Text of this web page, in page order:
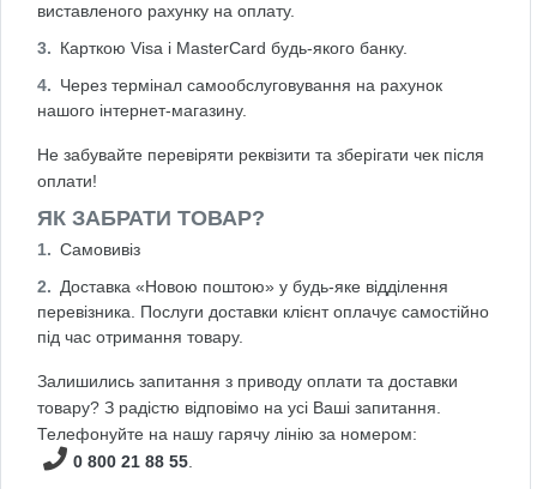
виставленого рахунку на оплату.
Карткою Visa і MasterCard будь-якого банку.
Через термінал самообслуговування на рахунок
нашого інтернет-магазину.
Не забувайте перевіряти реквізити та зберігати чек після
оплати!
ЯК ЗАБРАТИ ТОВАР?
Самовивіз
Доставка «Новою поштою» у будь-яке відділення
перевізника. Послуги доставки клієнт оплачує самостійно
під час отримання товару.
Залишились запитання з приводу оплати та доставки
товару? З радістю відповімо на усі Ваші запитання.
Телефонуйте на нашу гарячу лінію за номером:
0 800 21 88 55